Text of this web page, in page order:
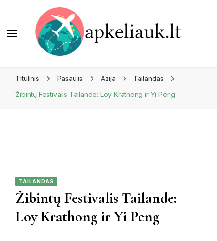
Titulinis Pasaulis Azija
Tailandas
Žibintų Festivalis Tailande: Loy Krathong ir Yi Peng
TAILANDAS
Žibintų Festivalis Tailande:
Loy Krathong ir Yi Peng